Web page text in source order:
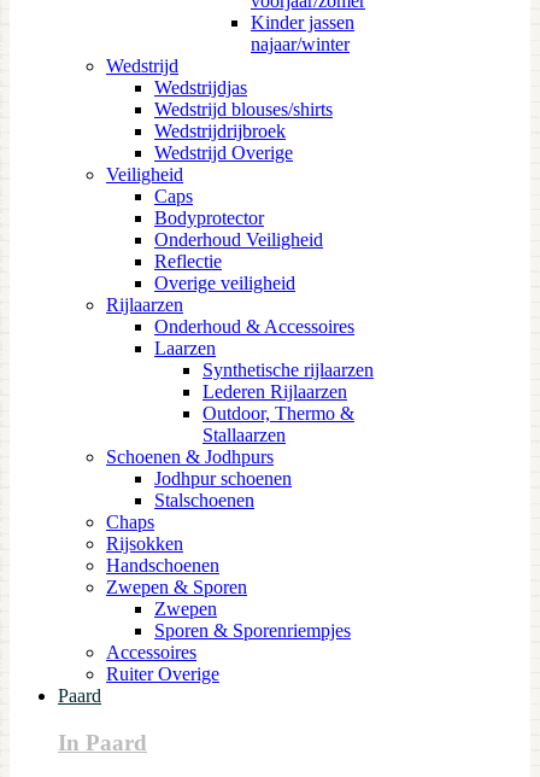
Kinder jassen
najaar/winter
Wedstrijd
Wedstrijdjas
Wedstrijd blouses/shirts
Wedstrijdrijbroek
Wedstrijd Overige
Veiligheid
Caps
Bodyprotector
Onderhoud Veiligheid
Reflectie
Overige veiligheid
Rijlaarzen
Onderhoud & Accessoires
Laarzen
Synthetische rijlaarzen
Lederen Rijlaarzen
Outdoor, Thermo &
Stallaarzen
Schoenen & Jodhpurs
Jodhpur schoenen
Stalschoenen
Chaps
Rijsokken
Handschoenen
Zwepen & Sporen
Zwepen
Sporen & Sporenriempjes
Accessoires
Ruiter Overige
Paard
In Paard